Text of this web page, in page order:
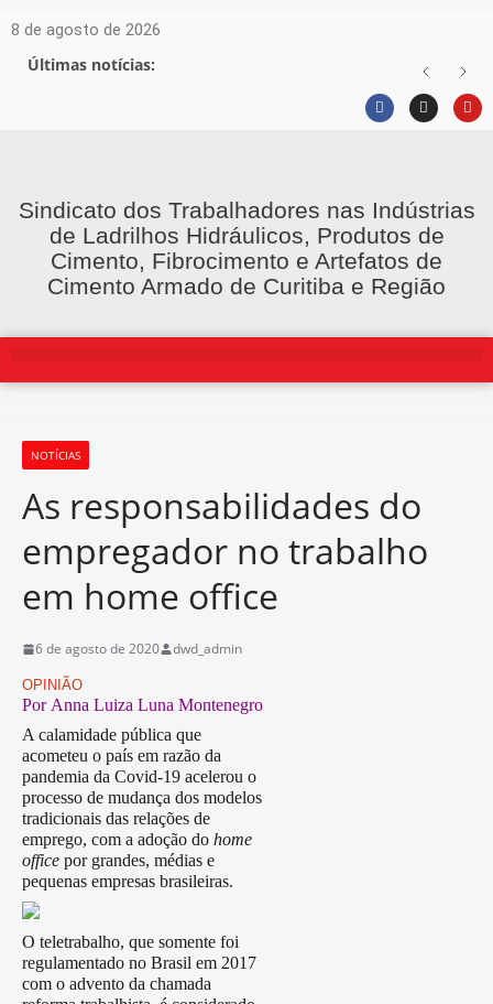
8 de agosto de 2026
Últimas notícias:
Sindicato dos Trabalhadores nas Indústrias
de Ladrilhos Hidráulicos, Produtos de
Cimento, Fibrocimento e Artefatos de
Cimento Armado de Curitiba e Região
NOTÍCIAS
As responsabilidades do
empregador no trabalho
em home office
6 de agosto de 2020 dwd_admin
OPINIÃO
Por Anna Luiza Luna Montenegro
A calamidade pública que
acometeu o país em razão da
pandemia da Covid-19 acelerou o
processo de mudança dos modelos
tradicionais das relações de
emprego, com a adoção do home
office por grandes, médias e
pequenas empresas brasileiras.
O teletrabalho, que somente foi
regulamentado no Brasil em 2017
com o advento da chamada